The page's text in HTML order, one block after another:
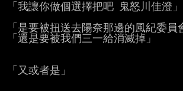
「我讓你做個選擇把吧 鬼怒川佳澄」
「是要被扭送去陽奈那邊的風紀委員
「還是要被我們三一給消滅掉」
「又或者是」